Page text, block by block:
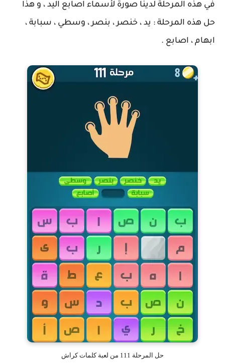
في هذه المرحلة لدينا صورة لأسماء اصابع اليد ، و هذا
حل هذه المرحلة : يد ، خنصر ، بنصر ، وسطي ، سبابة ،
ابهام ، اصابع .
حل المرحلة 111 من لعبة كلمات كراش